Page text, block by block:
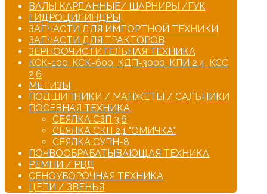
ВАЛЫ КАРДАННЫЕ/ ШАРНИРЫ /ГУК
ГИДРОЦИЛИНДРЫ
ЗАПЧАСТИ ДЛЯ ИМПОРТНОЙ ТЕХНИКИ
ЗАПЧАСТИ ДЛЯ ТРАКТОРОВ
ЗЕРНООЧИСТИТЕЛЬНАЯ ТЕХНИКА
КСК-100, КСК-600, КДП-3000, КПИ 2,4, КСС
2,6
МЕТИЗЫ
ПОДШИПНИКИ / МАНЖЕТЫ / САЛЬНИКИ
ПОСЕВНАЯ ТЕХНИКА
СЕЯЛКА СЗП 3,6
СЕЯЛКА СКП 2,1 "ОМИЧКА"
СЕЯЛКА СУПН-8
ПОЧВООБРАБАТЫВАЮЩАЯ ТЕХНИКА
РЕМНИ / РВД
СЕНОУБОРОЧНАЯ ТЕХНИКА
ЦЕПИ / ЗВЕНЬЯ